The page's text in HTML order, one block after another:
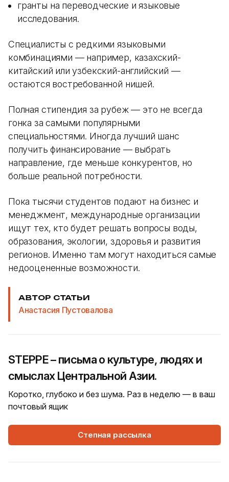
гранты на переводческие и языковые
исследования.
Специалисты с редкими языковыми
комбинациями — например, казахский-
китайский или узбекский-английский —
остаются востребованной нишей.
Полная стипендия за рубеж — это не всегда
гонка за самыми популярными
специальностями. Иногда лучший шанс
получить финансирование — выбрать
направление, где меньше конкурентов, но
больше реальной потребности.
Пока тысячи студентов подают на бизнес и
менеджмент, международные организации
ищут тех, кто будет решать вопросы воды,
образования, экологии, здоровья и развития
регионов. Именно там могут находиться самые
недооцененные возможности.
АВТОР СТАТЬИ
Анастасия Пустовалова
STEPPE – письма о культуре, людях и
смыслах Центральной Азии.
Коротко, глубоко и без шума. Раз в неделю — в ваш
почтовый ящик
Степная рассылка